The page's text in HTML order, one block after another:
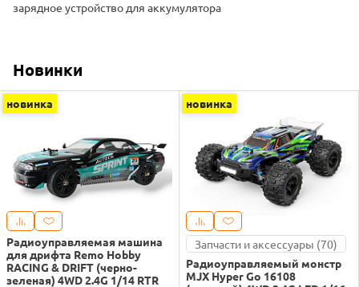
зарядное устройство для аккумулятора
Новинки
новинка
Радиоуправляемая машина
для дрифта Remo Hobby
RACING & DRIFT (черно-
зеленая) 4WD 2.4G 1/14 RTR
новинка
Запчасти и аксессуары (70)
Радиоуправляемый монстр
MJX Hyper Go 16108